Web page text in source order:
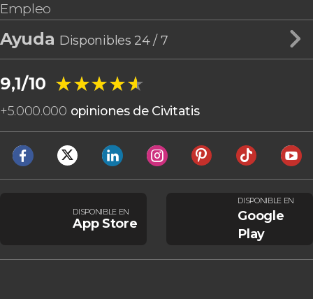
Empleo
Ayuda Disponibles 24 / 7
9,1/10 ★★★★★
★★★★★
+5.000.000 opiniones de Civitatis
DISPONIBLE EN
App Store
DISPONIBLE EN
Google
Play